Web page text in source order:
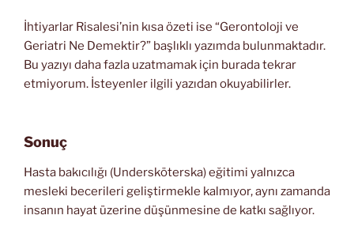
İhtiyarlar Risalesi’nin kısa özeti ise “Gerontoloji ve
Geriatri Ne Demektir?” başlıklı yazımda bulunmaktadır.
Bu yazıyı daha fazla uzatmamak için burada tekrar
etmiyorum. İsteyenler ilgili yazıdan okuyabilirler.
Sonuç
Hasta bakıcılığı (Undersköterska) eğitimi yalnızca
mesleki becerileri geliştirmekle kalmıyor, aynı zamanda
insanın hayat üzerine düşünmesine de katkı sağlıyor.